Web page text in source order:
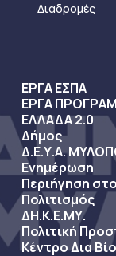
Διαδρομές
ΕΡΓΑ ΕΣΠΑ
ΕΡΓΑ
ΕΛΛΑΔΑ 2.0
Δήμος
Δ.Ε.Υ.Α.
Ενημέρωση
Περιήγηση
Πολιτισμός
ΔΗ.Κ.Ε.ΜΥ.
Πολιτική
Κέντρο Δια